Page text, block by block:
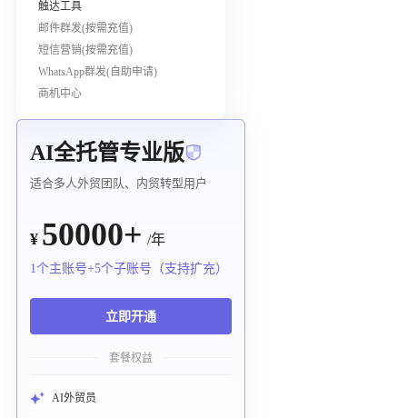
触达工具
邮件群发(按需充值)
短信营销(按需充值)
WhatsApp群发(自助申请)
商机中心
AI全托管专业版
适合多人外贸团队、内贸转型用户
¥ 50000+ /年
1个主账号+5个子账号（支持扩充）
立即开通
套餐权益
AI外贸员